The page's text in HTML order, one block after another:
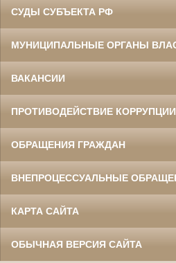
СУДЫ СУБЪЕКТА РФ
МУНИЦИПАЛЬНЫЕ ОРГАНЫ
ВАКАНСИИ
ПРОТИВОДЕЙСТВИЕ КОРРУПЦИИ
ОБРАЩЕНИЯ ГРАЖДАН
ВНЕПРОЦЕССУАЛЬНЫЕ
КАРТА САЙТА
ОБЫЧНАЯ ВЕРСИЯ САЙТА